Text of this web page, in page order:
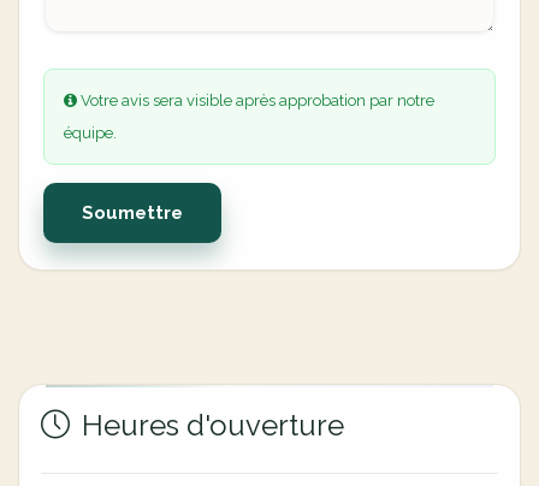
Votre avis sera visible après approbation par notre
équipe.
Soumettre
Heures d'ouverture